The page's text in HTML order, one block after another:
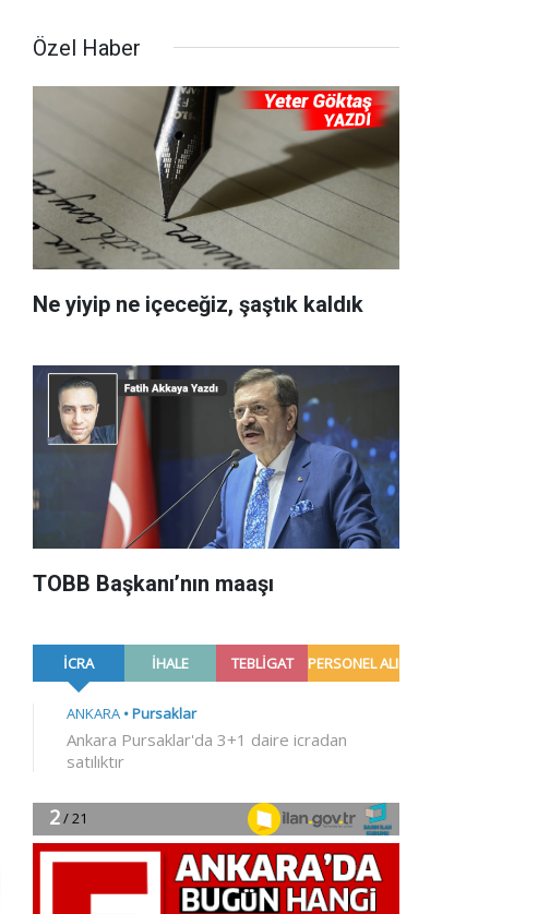
Özel Haber
Ne yiyip ne içeceğiz, şaştık kaldık
TOBB Başkanı’nın maaşı